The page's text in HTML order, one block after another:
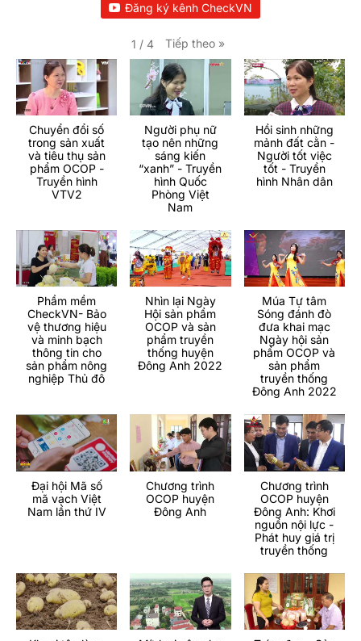
Đăng ký kênh CheckVN
1 / 4 Tiếp theo »
Chuyển đổi số
trong sản xuất
và tiêu thụ sản
phẩm OCOP -
Truyền hình
VTV2
Người phụ nữ
tạo nên những
sáng kiến
“xanh” - Truyền
hình Quốc
Phòng Việt
Nam
Hồi sinh những
mảnh đất cằn -
Người tốt việc
tốt - Truyền
hình Nhân dân
Phầm mềm
CheckVN- Bảo
vệ thương hiệu
và minh bạch
thông tin cho
sản phẩm nông
nghiệp Thủ đô
Nhìn lại Ngày
Hội sản phẩm
OCOP và sản
phẩm truyền
thống huyện
Đông Anh 2022
Múa Tự tâm
Sóng đánh đò
đưa khai mạc
Ngày hội sản
phẩm OCOP và
sản phẩm
truyền thống
Đông Anh 2022
Đại hội Mã số
mã vạch Việt
Nam lần thứ IV
Chương trình
OCOP huyện
Đông Anh
Chương trình
OCOP huyện
Đông Anh: Khơi
nguồn nội lực -
Phát huy giá trị
truyền thống